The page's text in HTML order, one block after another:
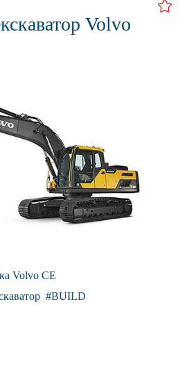
Volvo
Volvo CE
BUILD